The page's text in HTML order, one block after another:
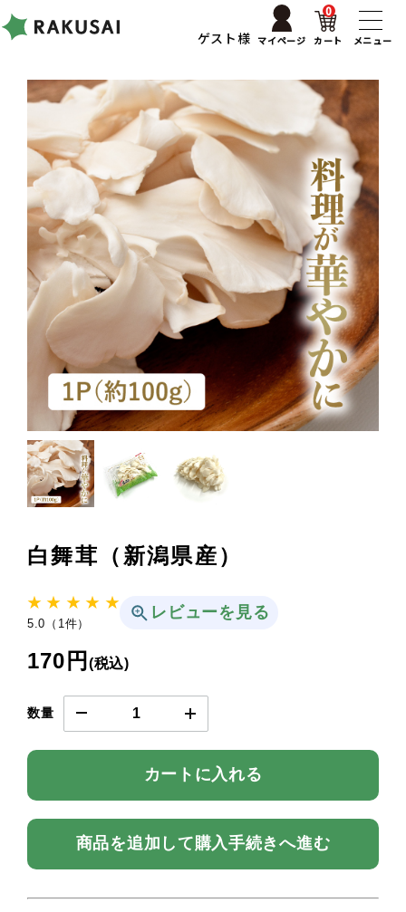
ゲスト様 マイページ カート
0
メニュー
白舞茸（新潟県産）
★ ★ ★ ★ ★
5.0（1件）
レビューを見る
170円 (税込)
数量
カートに入れる
商品を追加して購入手続きへ進む